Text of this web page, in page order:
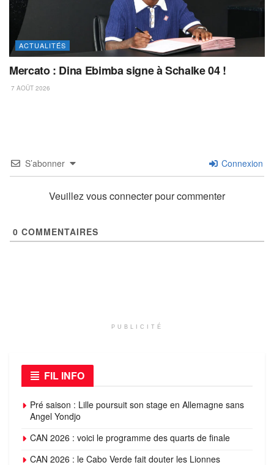
ACTUALITÉS
Mercato : Dina Ebimba signe à Schalke 04 !
7 AOÛT 2026
S’abonner Connexion
Veuillez vous connecter pour commenter
0 COMMENTAIRES
PUBLICITÉ
FIL INFO
Pré saison : Lille poursuit son stage en Allemagne sans
Angel Yondjo
CAN 2026 : voici le programme des quarts de finale
CAN 2026 : le Cabo Verde fait douter les Lionnes